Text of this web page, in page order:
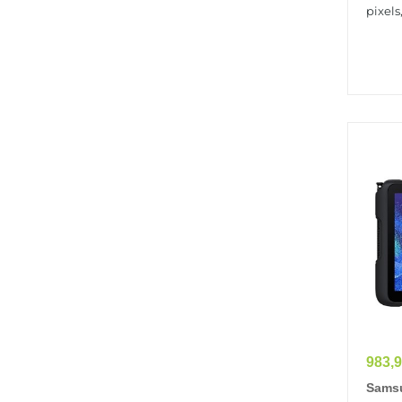
Prix